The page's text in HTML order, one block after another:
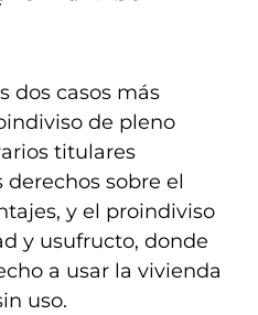
dos casos más
de pleno
titulares
sobre el
y el proindiviso
y usufructo, donde
a usar la vivienda
uso.